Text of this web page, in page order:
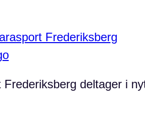
Frederiksberg deltager i